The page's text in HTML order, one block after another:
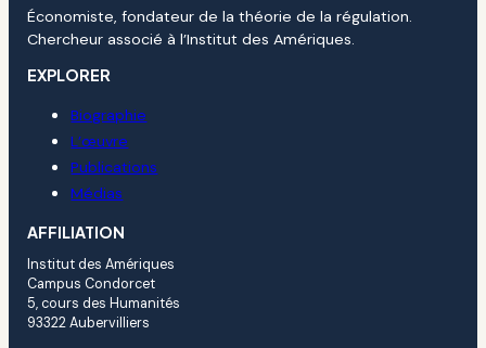
Économiste, fondateur de la théorie de la régulation.
Chercheur associé à l’Institut des Amériques.
EXPLORER
Biographie
L’œuvre
Publications
Médias
AFFILIATION
Institut des Amériques
Campus Condorcet
5, cours des Humanités
93322 Aubervilliers